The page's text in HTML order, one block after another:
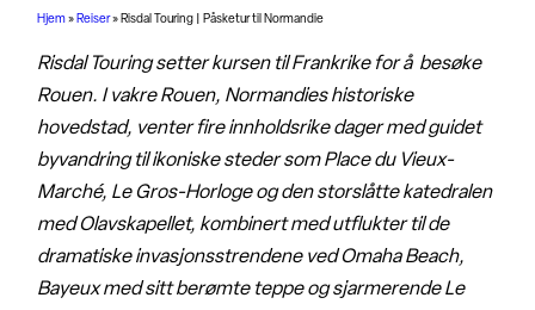
Hjem» Reiser» Risdal Touring | Påsketur til Normandie
Risdal Touring setter kursen til Frankrike for å besøke
Rouen. I vakre Rouen, Normandies historiske
hovedstad, venter fire innholdsrike dager med guidet
byvandring til ikoniske steder som Place du Vieux-
Marché, Le Gros-Horloge og den storslåtte katedralen
med Olavskapellet, kombinert med utflukter til de
dramatiske invasjonsstrendene ved Omaha Beach,
Bayeux med sitt berømte teppe og sjarmerende Le